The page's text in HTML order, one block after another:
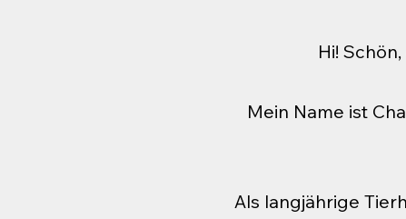
Hi!
Mein Name ist
Als langjährige